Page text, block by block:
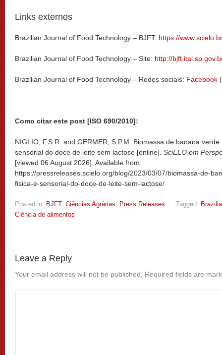
Links externos
Brazilian Journal of Food Technology – BJFT: https://
Brazilian Journal of Food Technology – Site: http://
Brazilian Journal of Food Technology – Redes sociais: Facebook
Como citar este post [ISO 690/2010]:
NIGLIO, F.S.R. and GERMER, S.P.M. Biomassa de banana
sensorial do doce de leite sem lactose [online]. SciELO em
[viewed 06 August 2026]. Available from:
https://pressreleases.scielo.org/blog/2023/03/07/biomassa-de-
fisica-e-sensorial-do-doce-de-leite-sem-lactose/
Posted in: BJFT, Ciências Agrárias Press Releases Tagged:
Ciência de alimentos
Leave a Reply
Your email address will not be published. Required fields are